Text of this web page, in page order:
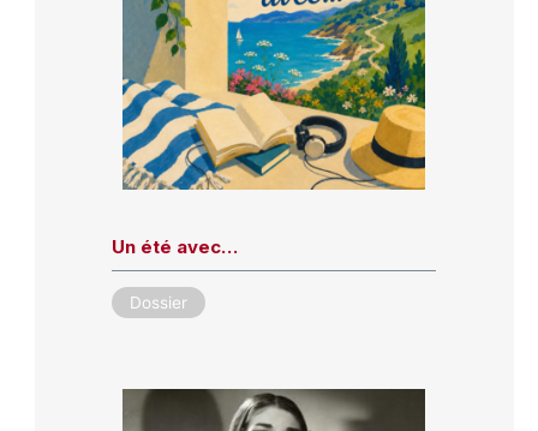
Un été avec…
Dossier